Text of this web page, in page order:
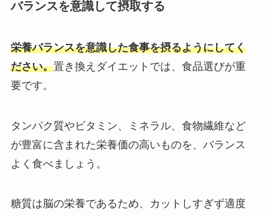
バランスを意識して摂取する
栄養バランスを意識した食事を摂るようにしてく
ださい。置き換えダイエットでは、食品選びが重
要です。
タンパク質やビタミン、ミネラル、食物繊維など
が豊富に含まれた栄養価の高いものを、バランス
よく食べましょう。
糖質は脳の栄養であるため、カットしすぎず適度